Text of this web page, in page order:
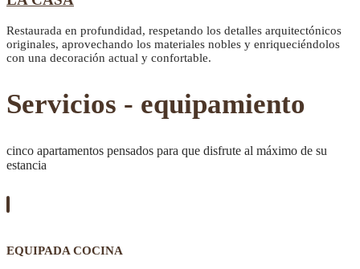
Restaurada en profundidad, respetando los detalles arquitectónicos
originales, aprovechando los materiales nobles y enriqueciéndolos
con una decoración actual y confortable.
Servicios - equipamiento
cinco apartamentos pensados para que disfrute al máximo de su
estancia
EQUIPADA COCINA